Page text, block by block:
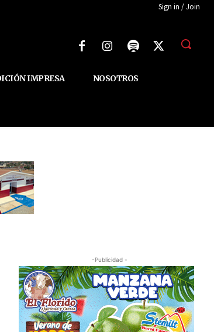
Sign in / Join
IMPRESA NOSOTROS
-Publicidad -